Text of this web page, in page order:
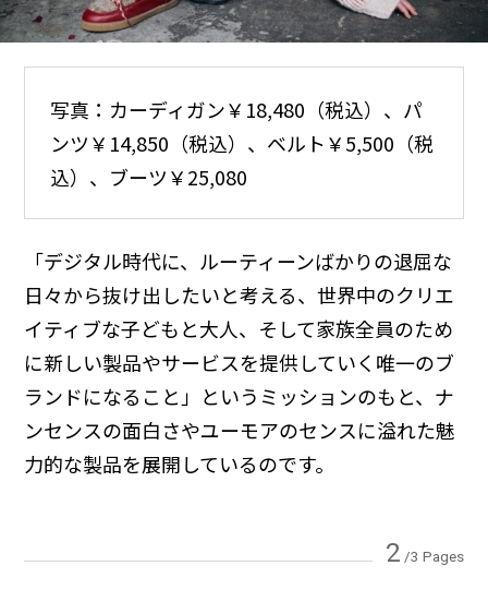
写真：カーディガン￥18,480（税込）、パ
ンツ￥14,850（税込）、ベルト￥5,500（税
込）、ブーツ￥25,080
「デジタル時代に、ルーティーンばかりの退屈な
日々から抜け出したいと考える、世界中のクリエ
イティブな子どもと大人、そして家族全員のため
に新しい製品やサービスを提供していく唯一のブ
ランドになること」というミッションのもと、ナ
ンセンスの面白さやユーモアのセンスに溢れた魅
力的な製品を展開しているのです。
2 /3 Pages